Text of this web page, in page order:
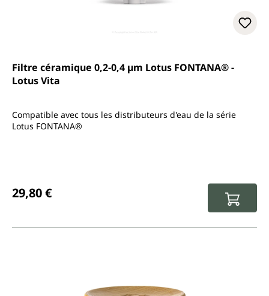
Filtre céramique 0,2-0,4 µm Lotus FONTANA® -
Lotus Vita
Compatible avec tous les distributeurs d'eau de la série
Lotus FONTANA®
29,80 €